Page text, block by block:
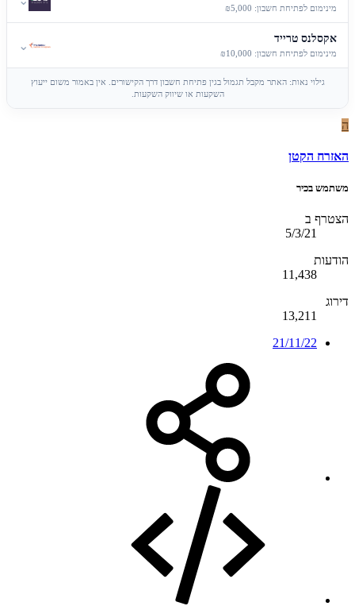
מינימום לפתיחת חשבון: ₪5,000
אקסלנס טרייד
מינימום לפתיחת חשבון: ₪10,000
⌄
גילוי נאות: האתר מקבל תגמול בגין פתיחת חשבון דרך הקישורים. אין באמור משום ייעוץ
השקעות או שיווק השקעות.
ה
האזרח הקטן
משתמש בכיר
הצטרף ב
5/3/21
הודעות
11,438
דירוג
13,211
21/11/22